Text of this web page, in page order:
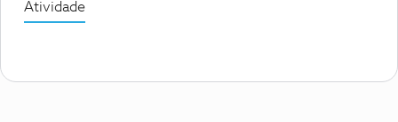
Atividade